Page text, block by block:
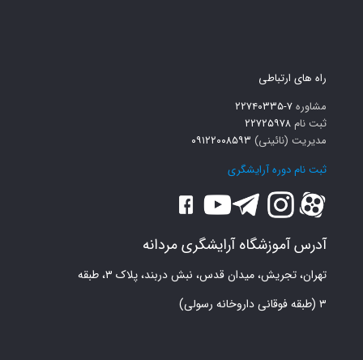
راه های ارتباطی
مشاوره۷-۲۲۷۴۰۳۳۵
ثبت نام ۲۲۷۲۵۹۷۸
مدیریت (نائینی) ۰۹۱۲۲۰۰۸۵۹۳
ثبت نام دوره آرایشگری
آدرس آموزشگاه آرایشگری مردانه
تهران، تجریش، میدان قدس، نبش دربند، پلاک ۳، طبقه
۳ (طبقه فوقانی داروخانه رسولی)